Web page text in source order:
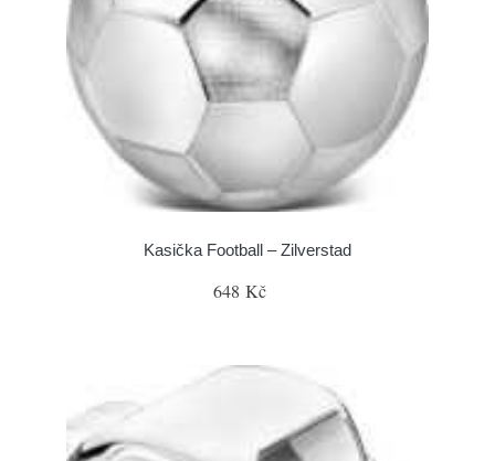
Kasička Football – Zilverstad
648 Kč